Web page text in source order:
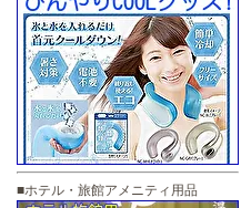
■ホテル・旅館アメニティ用品